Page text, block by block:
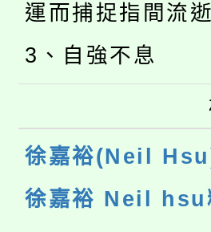
運而捕捉指間流
3、自強不息
徐嘉裕(Neil
徐嘉裕 Neil hsu